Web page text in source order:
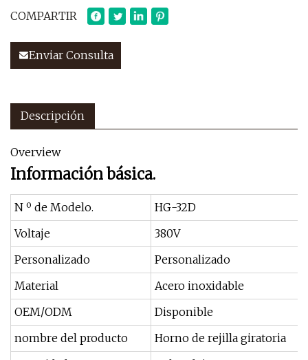
COMPARTIR
Enviar Consulta
Descripción
Overview
Información básica.
N º de Modelo.
HG-32D
Voltaje
380V
Personalizado
Personalizado
Material
Acero inoxidable
OEM/ODM
Disponible
nombre del producto
Horno de rejilla giratoria